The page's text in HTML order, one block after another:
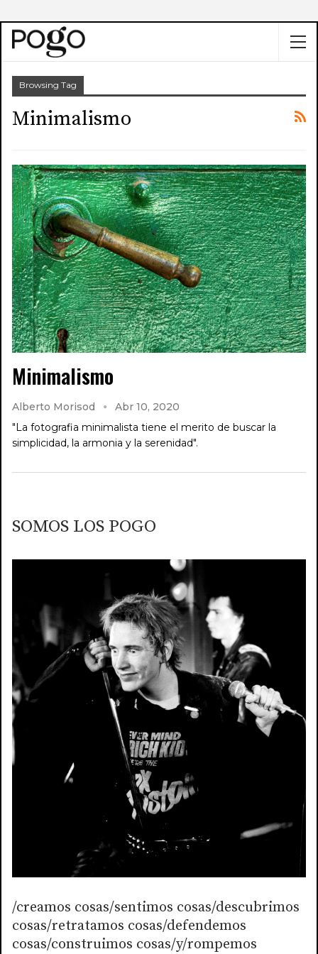
Browsing Tag
Minimalismo
Minimalismo
Alberto Morisod
Abr 10, 2020
"La fotografia minimalista tiene el merito de buscar la
simplicidad, la armonia y la serenidad".
SOMOS LOS POGO
/creamos cosas/sentimos cosas/descubrimos
cosas/retratamos cosas/defendemos
cosas/construimos cosas/y/rompemos